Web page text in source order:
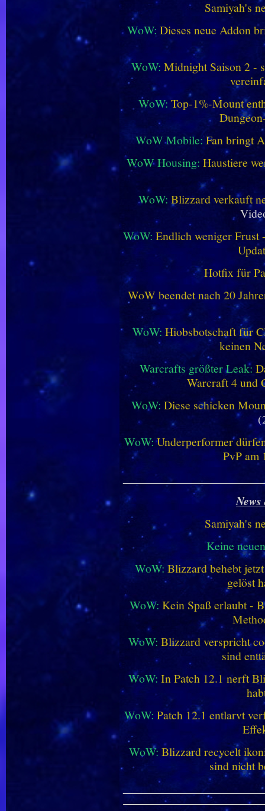
Samiyah's
WoW: Dieses neue Addon
WoW: Midnight Saison 2 -
WoW: Top-1%-Mount
WoW Mobile: Fan bringt
WoW Housing: Haustiere
WoW: Blizzard verkauft
WoW: Endlich weniger
Hotfix für
WoW beendet nach 20
WoW: Hiobsbotschaft für
keinen
Warcrafts größter Leak:
Warcraft 4 und
WoW: Diese schicken
WoW: Underperformer
PvP am
Samiyah's
Keine
WoW: Blizzard behebt
gelöst
WoW: Kein Spaß erlaubt -
WoW: Blizzard verspricht
sind
WoW: In Patch 12.1 nerft
WoW: Patch 12.1 entlarvt
WoW:Blizzard recycelt
sind nicht